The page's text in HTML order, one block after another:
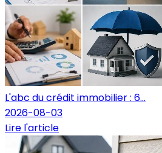
L'abc du crédit immobilier : 6...
2026-08-03
Lire l'article